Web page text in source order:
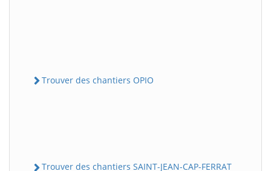
Trouver des chantiers OPIO
Trouver des chantiers SAINT-JEAN-CAP-FERRAT